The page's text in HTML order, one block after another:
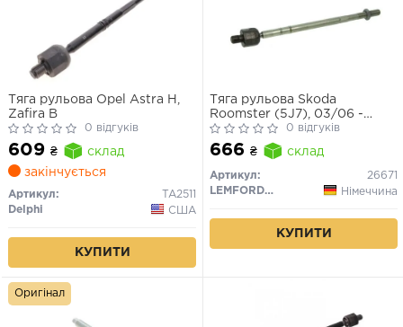
Тяга рульова Opel Astra H,
Zafira B
0 відгуків
609 ₴
склад
закінчується
Артикул:
TA2511
Delphi
США
КУПИТИ
Тяга рульова Skoda
Roomster (5J7), 03/06 -
05/15 / Рульова тяга
(довжина: 276,5мм) SEAT
CORDOBA, IBIZA III; SKODA
FABIA I, FABIA I PRAKTIK,
ROOMSTER,
0 відгуків
666 ₴ склад
Артикул:
26671
LEMFORDER
Німеччина
КУПИТИ
Оригінал